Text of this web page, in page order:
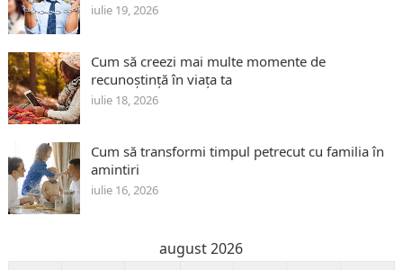
iulie 19, 2026
Cum să creezi mai multe momente de
recunoștință în viața ta
iulie 18, 2026
Cum să transformi timpul petrecut cu familia în
amintiri
iulie 16, 2026
august 2026